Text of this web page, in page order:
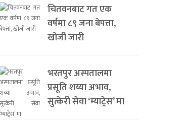
चितवनबाट गत एक
वर्षमा ८९ जना बेपत्ता,
खोजी जारी
भरतपुर अस्पतालमा
प्रसूति शय्या अभाव,
सुत्केरी सेवा ‘म्याट्रेस’ मा